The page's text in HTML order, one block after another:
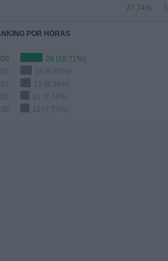
27,74%
POR HORAS
29 (18,71%)
15 (9,68%)
13 (8,39%)
12 (7,74%)
12 (7,74%)